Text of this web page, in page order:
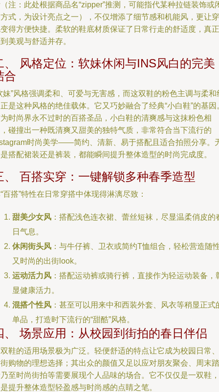
注：此处根据商品名“zipper”推测，可能指代某种拉链装饰或
式，为设计亮点之一），不仅增添了细节感和机能风，更让穿
得方便快捷。柔软的鞋底材质保证了日常行走的舒适度，真正
美观与舒适并存。
、 风格定位：软妹休闲与INS风白的完美
合
妹”风格强调柔和、可爱与无害感，而这双鞋的粉色主调与柔和
是这种风格的绝佳载体。它又巧妙融合了经典“小白鞋”的基因
时尚界永不过时的百搭圣品，小白鞋的清爽感与这抹粉色相
碰撞出一种既清爽又甜美的独特气质，非常符合当下流行的
时尚美学——简约、清新、易于搭配且适合拍照分享。
搭配裙装还是裤装，都能瞬间提升整体造型的时尚完成度。
、 百搭实穿：一键解锁多种春季造型
百搭”特性在日常穿搭中体现得淋漓尽致：
甜美少女风 ：搭配浅色连衣裙、蕾丝短袜，尽显温柔俏皮的
日气息。
休闲街头风 ：与牛仔裤、卫衣或简约T恤组合，轻松营造随
又时尚的出街look。
运动活力风 ：搭配运动裤或骑行裤，直接作为轻运动装备，
显健康活力。
混搭个性风 ：甚至可以用来中和西装外套、风衣等稍显正式
单品，打造时下流行的“甜酷”风格。
、 场景应用：从校园到街拍的春日伴侣
鞋的适用场景极为广泛。轻便舒适的特点让它成为校园日常、
购物的理想选择；其出众的颜值又足以应对朋友聚会、周末踏
至时尚街拍等需要展现个人品味的场合。它不仅仅是一双鞋，
提升整体造型轻盈感与时尚感的点睛之笔。